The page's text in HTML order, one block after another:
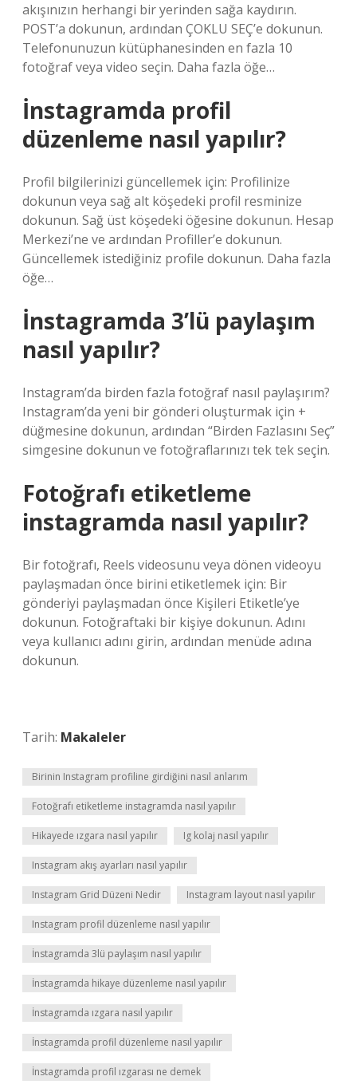
akışınızın herhangi bir yerinden sağa kaydırın.
POST’a dokunun, ardından ÇOKLU SEÇ’e dokunun.
Telefonunuzun kütüphanesinden en fazla 10
fotoğraf veya video seçin. Daha fazla öğe…
İnstagramda profil
düzenleme nasıl yapılır?
Profil bilgilerinizi güncellemek için: Profilinize
dokunun veya sağ alt köşedeki profil resminize
dokunun. Sağ üst köşedeki öğesine dokunun. Hesap
Merkezi’ne ve ardından Profiller’e dokunun.
Güncellemek istediğiniz profile dokunun. Daha fazla
öğe…
İnstagramda 3’lü paylaşım
nasıl yapılır?
Instagram’da birden fazla fotoğraf nasıl paylaşırım?
Instagram’da yeni bir gönderi oluşturmak için +
düğmesine dokunun, ardından “Birden Fazlasını Seç”
simgesine dokunun ve fotoğraflarınızı tek tek seçin.
Fotoğrafı etiketleme
instagramda nasıl yapılır?
Bir fotoğrafı, Reels videosunu veya dönen videoyu
paylaşmadan önce birini etiketlemek için: Bir
gönderiyi paylaşmadan önce Kişileri Etiketle’ye
dokunun. Fotoğraftaki bir kişiye dokunun. Adını
veya kullanıcı adını girin, ardından menüde adına
dokunun.
Tarih: Makaleler
Birinin Instagram profiline girdiğini nasıl anlarım
Fotoğrafı etiketleme instagramda nasıl yapılır
Hikayede ızgara nasıl yapılır Ig kolaj nasıl yapılır
Instagram akış ayarları nasıl yapılır
Instagram Grid Düzeni Nedir Instagram layout nasıl yapılır
Instagram profil düzenleme nasıl yapılır
İnstagramda 3lü paylaşım nasıl yapılır
İnstagramda hikaye düzenleme nasıl yapılır
İnstagramda ızgara nasıl yapılır
İnstagramda profil düzenleme nasıl yapılır
İnstagramda profil ızgarası ne demek